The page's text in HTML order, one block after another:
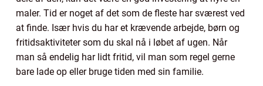
maler. Tid er noget af det som de fleste har sværest ved
at finde. Især hvis du har et krævende arbejde, børn og
fritidsaktiviteter som du skal nå i løbet af ugen. Når
man så endelig har lidt fritid, vil man som regel gerne
bare lade op eller bruge tiden med sin familie.